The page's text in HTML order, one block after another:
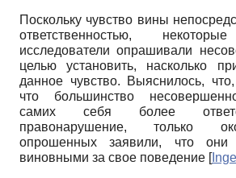
Поскольку чувство вины
ответственностью,
исследователи опрашивали
целью установить, насколько
данное чувство. Выяснилось,
что большинство
самих себя более
правонарушение, только
опрошенных заявили, что они
виновными за свое поведение [